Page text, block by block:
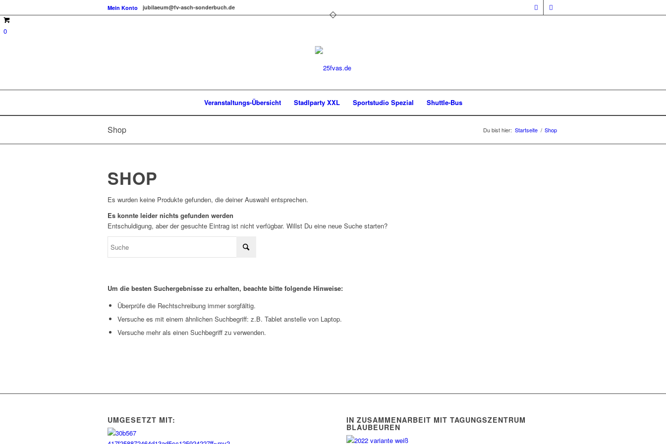
Mein Konto jubilaeum@fv-asch-sonderbuch.de
0
Veranstaltungs-Übersicht Stadlparty XXL Sportstudio Spezial Shuttle-Bus
Shop Du bist hier: Startseite / Shop
SHOP
Es wurden keine Produkte gefunden, die deiner Auswahl entsprechen.
Es konnte leider nichts gefunden werden
Entschuldigung, aber der gesuchte Eintrag ist nicht verfügbar. Willst Du eine neue Suche starten?
Um die besten Suchergebnisse zu erhalten, beachte bitte folgende Hinweise:
Überprüfe die Rechtschreibung immer sorgfältig.
Versuche es mit einem ähnlichen Suchbegriff: z.B. Tablet anstelle von Laptop.
Versuche mehr als einen Suchbegriff zu verwenden.
UMGESETZT MIT: IN ZUSAMMENARBEIT MIT TAGUNGSZENTRUM
BLAUBEUREN